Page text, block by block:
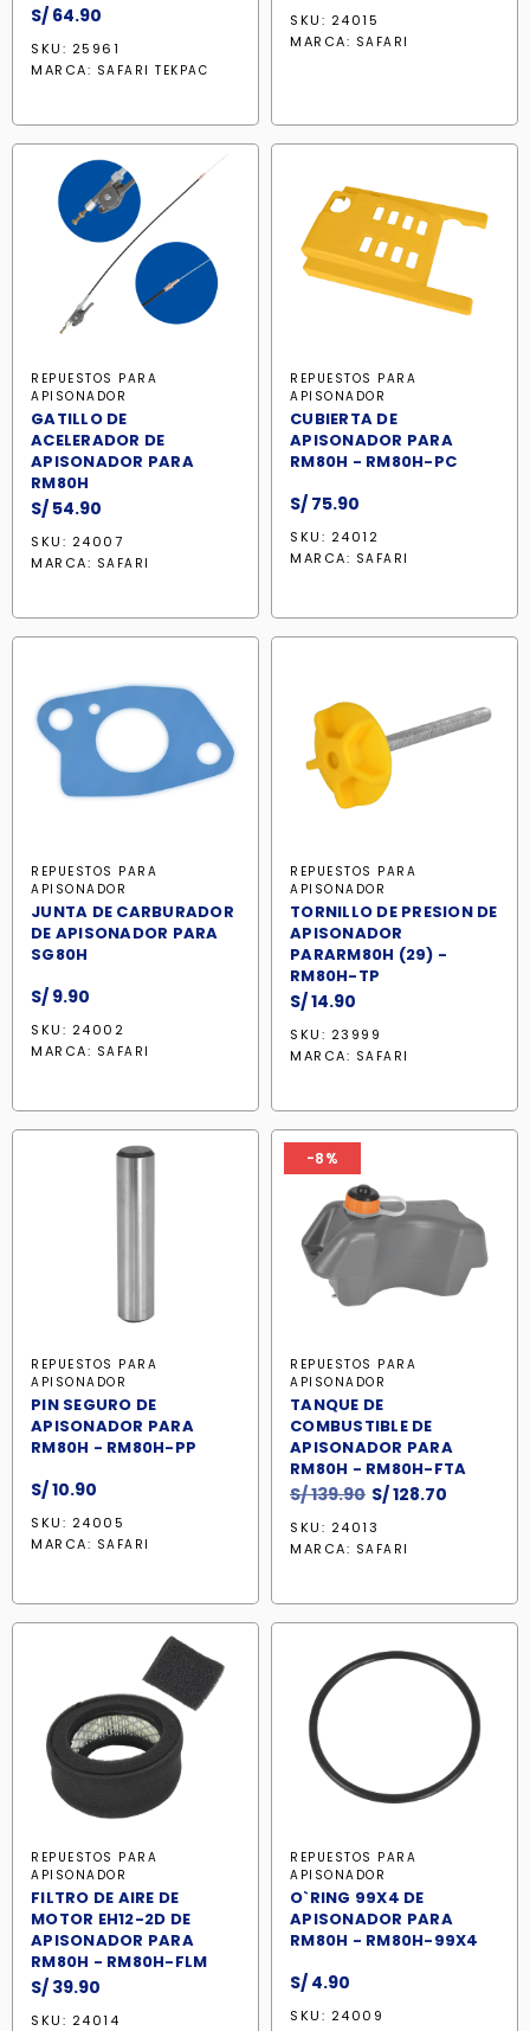
S/ 64.90
SKU: 25961
MARCA: SAFARI TEKPAC
SKU: 24015
MARCA: SAFARI
REPUESTOS PARA
APISONADOR
GATILLO DE
ACELERADOR DE
APISONADOR PARA
RM80H
S/ 54.90
SKU: 24007
MARCA: SAFARI
REPUESTOS PARA
APISONADOR
CUBIERTA DE
APISONADOR PARA
RM80H - RM80H-PC
S/ 75.90
SKU: 24012
MARCA: SAFARI
REPUESTOS PARA
APISONADOR
JUNTA DE CARBURADOR
DE APISONADOR PARA
SG80H
S/ 9.90
SKU: 24002
MARCA: SAFARI
REPUESTOS PARA
APISONADOR
TORNILLO DE PRESION DE
APISONADOR
PARARM80H (29) -
RM80H-TP
S/14.90
SKU: 23999
MARCA: SAFARI
REPUESTOS PARA
APISONADOR
PIN SEGURO DE
APISONADOR PARA
RM80H - RM80H-PP
S/10.90
SKU: 24005
MARCA: SAFARI
-8%
REPUESTOS PARA
APISONADOR
TANQUE DE
COMBUSTIBLE DE
APISONADOR PARA
RM80H - RM80H-FTA
S/139.90 El
precio
original
S/128.70
SKU: 24013
MARCA: SAFARI
REPUESTOS PARA
APISONADOR
FILTRO DE AIRE DE
MOTOR EH12-2D DE
APISONADOR PARA
RM80H - RM80H-FLM
S/ 39.90
SKU: 24014
REPUESTOS PARA
APISONADOR
O`RING 99X4 DE
APISONADOR PARA
RM80H - RM80H-99X4
S/ 4.90
SKU: 24009